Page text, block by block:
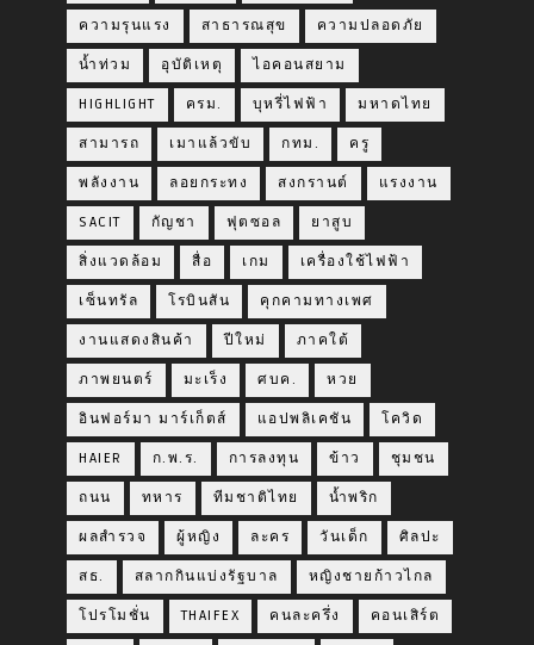
ความรุนแรง สาธารณสุข ความปลอดภัย
น้ำท่วม อุบัติเหตุ ไอคอนสยาม
HIGHLIGHT ครม. บุหรี่ไฟฟ้า มหาดไทย
สามารถ เมาแล้วขับ กทม. ครู
พลังงาน ลอยกระทง สงกรานต์ แรงงาน
SACIT กัญชา ฟุตซอล ยาสูบ
สิ่งแวดล้อม สื่อ เกม เครื่องใช้ไฟฟ้า
เซ็นทรัล โรบินสัน คุกคามทางเพศ
งานแสดงสินค้า ปีใหม่ ภาคใต้
ภาพยนตร์ มะเร็ง ศบค. หวย
อินฟอร์มา มาร์เก็ตส์ แอปพลิเคชัน โควิด
HAIER ก.พ.ร. การลงทุน ข้าว ชุมชน
ถนน ทหาร ทีมชาติไทย น้ำพริก
ผลสำรวจ ผู้หญิง ละคร วันเด็ก ศิลปะ
สธ. สลากกินแบ่งรัฐบาล หญิงชายก้าวไกล
โปรโมชั่น THAIFEX คนละครึ่ง คอนเสิร์ต